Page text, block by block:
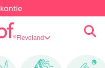
Flevoland